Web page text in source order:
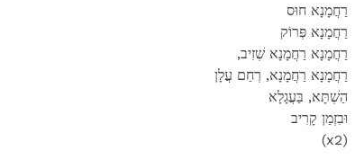
רַחֲמָנָא חוּס
רַחֲמָנָא פְּרוֹק
,רַחֲמָנָא רַחֲמָנָא שְׁזִיב
רַחֲמָנָא רַחֲמָנָא, רְחַם עֲלָן
הַשְׁתָּא, בַּעֲגָלָא
וּבִזְמַן קָרִיב
(x2)